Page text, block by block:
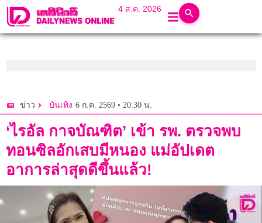
4 ส.ค. 2026
ข่าว บันเทิง 6 ก.ค. 2569 • 20:30 น.
‘ไรอัล กาจบัณฑิต’ เข้า รพ. ตรวจพบ
ทอนซิลอักเสบมีหนอง แม่อัปเดต
อาการล่าสุดดีขึ้นแล้ว!